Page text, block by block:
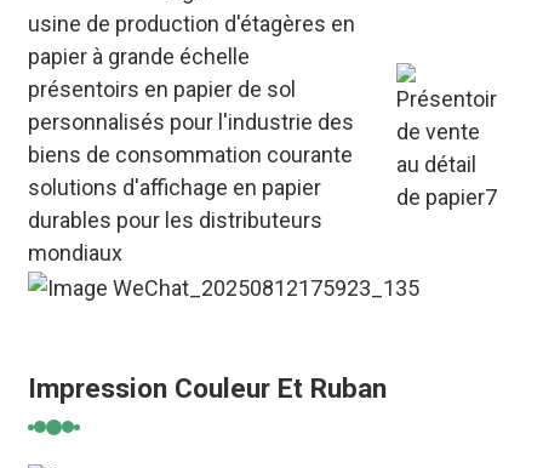
usine de production d'étagères en
papier à grande échelle
présentoirs en papier de sol
personnalisés pour l'industrie des
biens de consommation courante
solutions d'affichage en papier
durables pour les distributeurs
mondiaux
Impression Couleur Et Ruban